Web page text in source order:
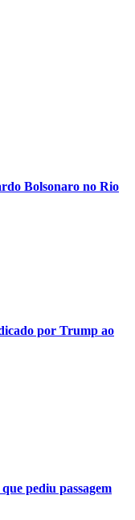
Bolsonaro no Rio
por Trump ao
pediu passagem